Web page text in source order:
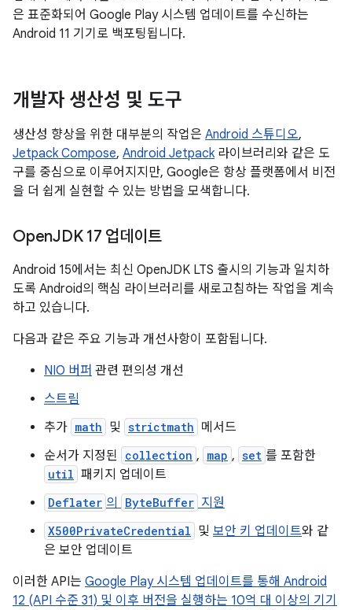
은 표준화되어 Google Play 시스템 업데이트를 수신하는
Android 11 기기로 백포팅됩니다.
개발자 생산성 및 도구
생산성 향상을 위한 대부분의 작업은 Android 스튜디오,
Jetpack Compose, Android Jetpack라이브러리와 같은 도
구를 중심으로 이루어지지만, Google은 항상 플랫폼에서 비전
을 더 쉽게 실현할 수 있는 방법을 모색합니다.
OpenJDK 17 업데이트
Android 15에서는 최신 OpenJDK LTS 출시의 기능과 일치하
도록 Android의 핵심 라이브러리를 새로고침하는 작업을 계속
하고 있습니다.
다음과 같은 주요 기능과 개선사항이 포함됩니다.
NIO 버퍼 관련 편의성 개선
스트림
추가 math 및 strictmath 메서드
순서가 지정된 collection , map , set 를 포함한
util 패키지 업데이트
Deflater 의 ByteBuffer 지원
X500PrivateCredential 및 보안 키 업데이트와 같
은 보안 업데이트
이러한 API는 Google Play 시스템 업데이트를 통해 Android
12 (API 수준 31) 및 이후 버전을 실행하는 10억 대 이상의 기기